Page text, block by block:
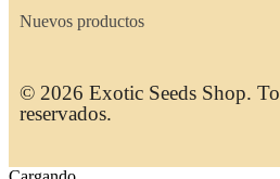
Nuevos productos
© 2026 Exotic Seeds Shop.
reservados.